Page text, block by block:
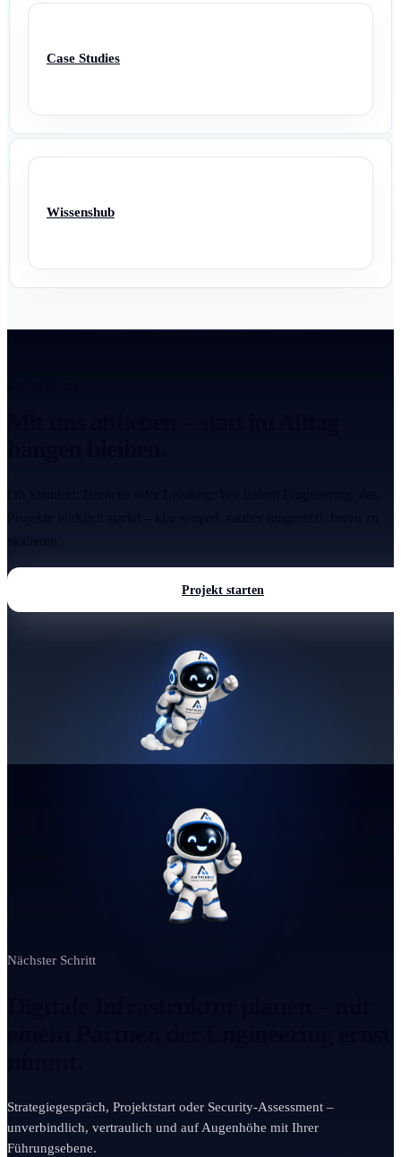
Case Studies
Wissenshub
Projekt starten
Nächster Schritt
Strategiegespräch, Projektstart oder Security-Assessment –
unverbindlich, vertraulich und auf Augenhöhe mit Ihrer
Führungsebene.